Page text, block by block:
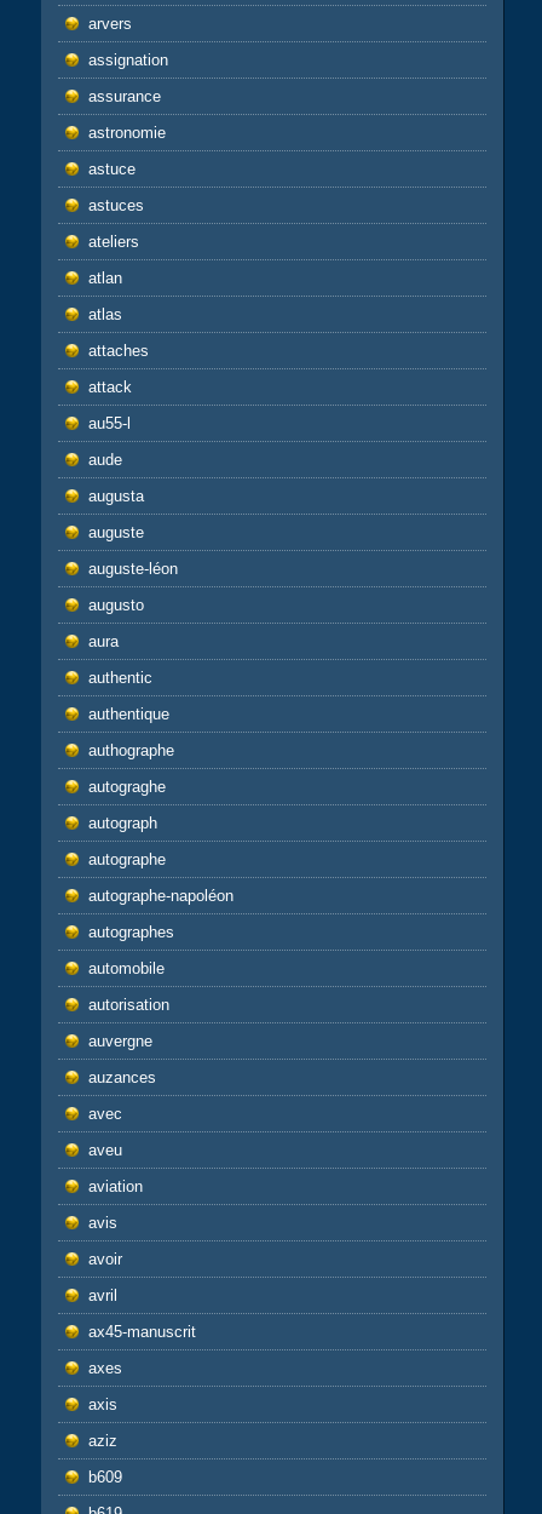
arvers
assignation
assurance
astronomie
astuce
astuces
ateliers
atlan
atlas
attaches
attack
au55-l
aude
augusta
auguste
auguste-léon
augusto
aura
authentic
authentique
authographe
autograghe
autograph
autographe
autographe-napoléon
autographes
automobile
autorisation
auvergne
auzances
avec
aveu
aviation
avis
avoir
avril
ax45-manuscrit
axes
axis
aziz
b609